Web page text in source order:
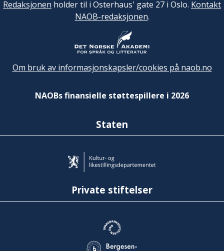
Redaksjonen holder til i Osterhaus' gate 27 i Oslo. Kontakt
NAOB-redaksjonen.
Om bruk av informasjonskapsler/cookies på naob.no
NAOBs finansielle støttespillere i 2026
Staten
Private stiftelser